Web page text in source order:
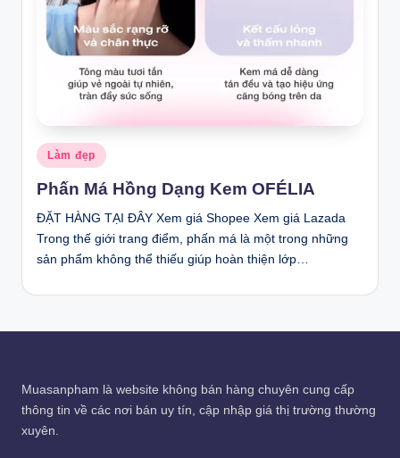
Posted
in
Làm đẹp
Phấn Má Hồng Dạng Kem OFÉLIA
ĐẶT HÀNG TẠI ĐÂY Xem giá Shopee Xem giá Lazada
Trong thế giới trang điểm, phấn má là một trong những
sản phẩm không thể thiếu giúp hoàn thiện lớp…
Muasanpham là website không bán hàng chuyên cung cấp
thông tin về các nơi bán uy tín, cập nhập giá thị trường thường
xuyên.